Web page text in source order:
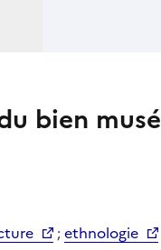
bien
;ethnologie